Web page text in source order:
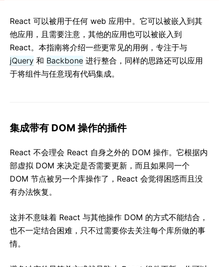
React 可以被用于任何 web 应用中。它可以被嵌入到其
他应用，且需要注意，其他的应用也可以被嵌入到
React。本指南将介绍一些更常见的用例，专注于与
jQuery 和 Backbone 进行整合，同样的思路还可以应用
于将组件与任意现有代码集成。
集成带有 DOM 操作的插件
React 不会理会 React 自身之外的 DOM 操作。它根据内
部虚拟 DOM 来决定是否需要更新，而且如果同一个
DOM 节点被另一个库操作了，React 会觉得困惑而且没
有办法恢复。
这并不意味着 React 与其他操作 DOM 的方式不能结合，
也不一定结合困难，只不过需要你去关注每个库所做的事
情。
5. State & 生命周期
6. 事件处理
7. 条件渲染
8. 列表 & Key
9. 表单
无障碍
代码分割
Context
Refs 转发
Fragments
高阶组件